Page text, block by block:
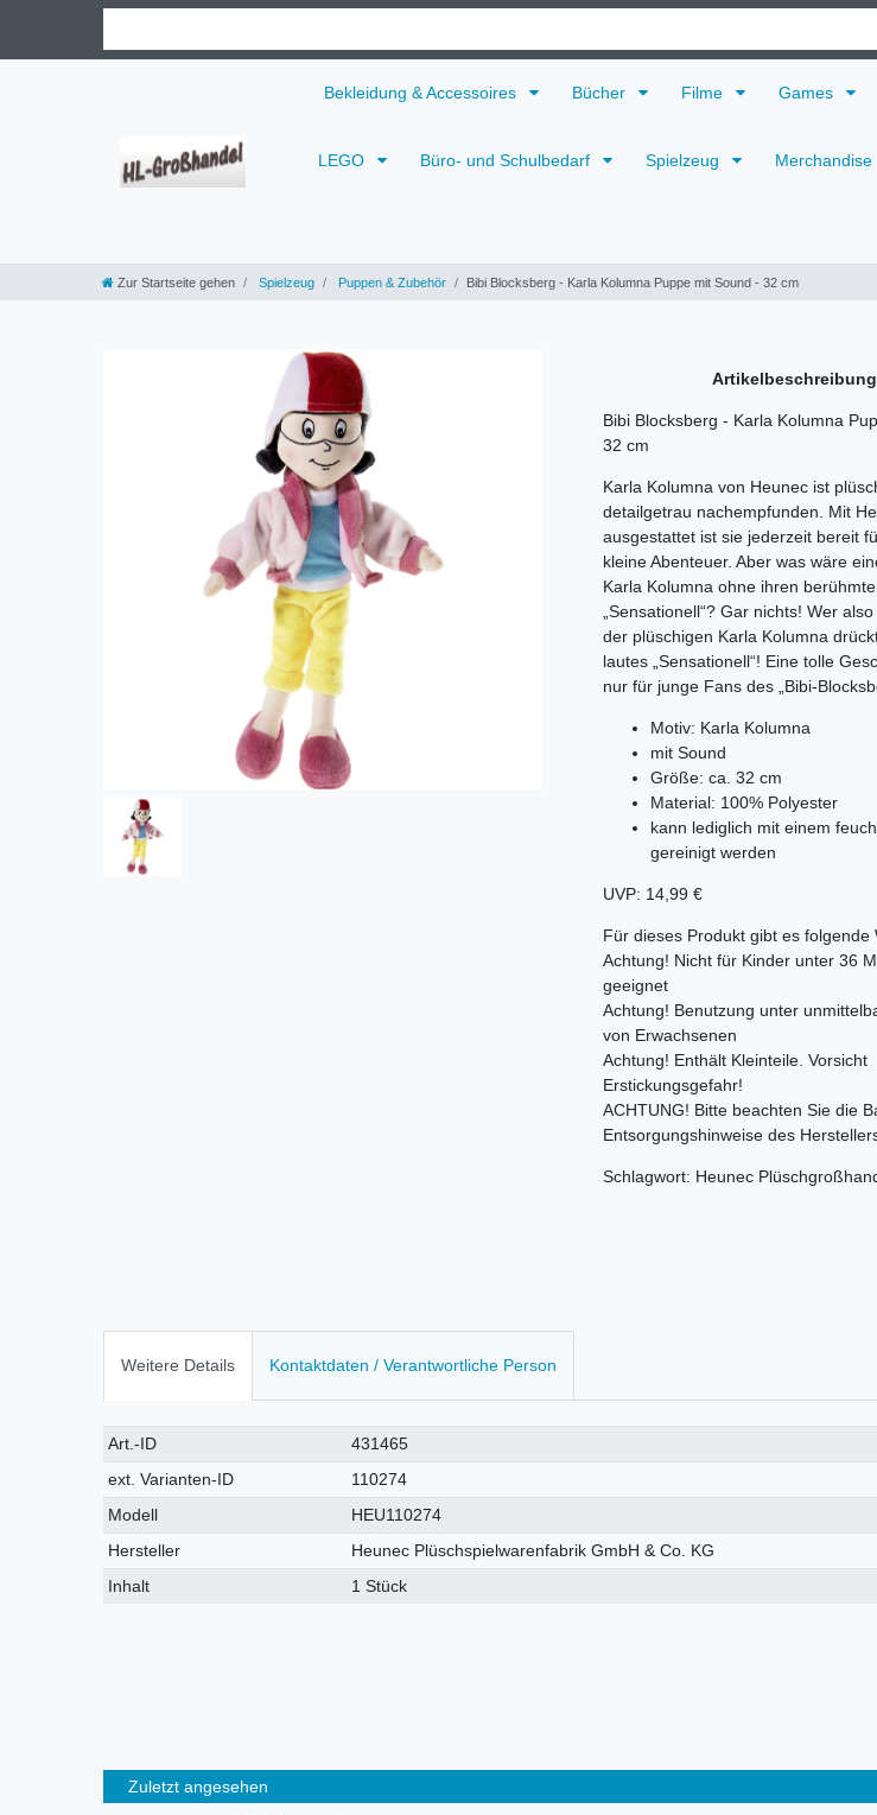
Bekleidung & Accessoires Bücher Filme Games
LEGO Büro- und Schulbedarf Spielzeug Merchandise
Zur Startseite gehen Spielzeug Puppen & Zubehör Bibi Blocksberg - Karla Kolumna Puppe mit Sound - 32 cm
Bibi Blocksberg - Karla Kolumna
32 cm
Karla Kolumna von Heunec ist
detailgetrau nachempfunden. Mit
ausgestattet ist sie jederzeit bereit
kleine Abenteuer. Aber was wäre
Karla Kolumna ohne ihren
„Sensationell“? Gar nichts! Wer
der plüschigen Karla Kolumna
lautes „Sensationell“! Eine tolle
nur für junge Fans des „Bibi-
Motiv: Karla Kolumna
mit Sound
Größe: ca. 32 cm
Material: 100% Polyester
kann lediglich mit einem
gereinigt werden
UVP: 14,99 €
Für dieses Produkt gibt es folgende
Achtung! Nicht für Kinder unter 36
geeignet
Achtung! Benutzung unter
von Erwachsenen
Achtung! Enthält Kleinteile. Vorsicht
Erstickungsgefahr!
ACHTUNG! Bitte beachten Sie die
Entsorgungshinweise des
Schlagwort: Heunec
Weitere Details Kontaktdaten / Verantwortliche Person
Technisches
Merkmal
Wert
Art.-ID
431465
ext. Varianten-ID
110274
Modell
HEU110274
Hersteller
Heunec Plüschspielwarenfabrik GmbH & Co. KG
Inhalt
1 Stück
Zuletzt angesehen